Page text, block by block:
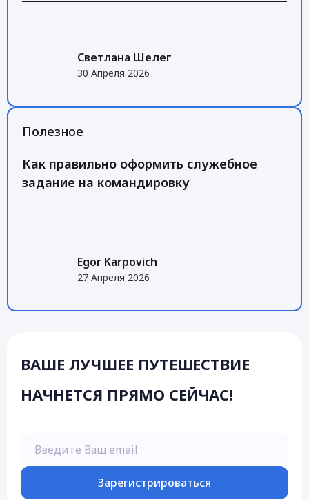
Светлана Шелег
30 Апреля 2026
Полезное
Как правильно оформить служебное
задание на командировку
Egor Karpovich
27 Апреля 2026
ВАШЕ ЛУЧШЕЕ ПУТЕШЕСТВИЕ
НАЧНЕТСЯ ПРЯМО СЕЙЧАС!
Зарегистрироваться